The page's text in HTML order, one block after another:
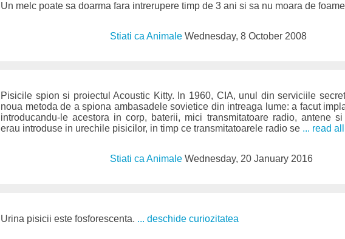
Un melc poate sa doarma fara intrerupere timp de 3 ani si sa nu moara de
Stiati ca AnimaleWednesday, 8 October 2008
Pisicile spion si proiectul Acoustic Kitty. In 1960, CIA, unul din serviciile
noua metoda de a spiona ambasadele sovietice din intreaga lume: a facut
introducandu-le acestora in corp, baterii, mici transmitatoare radio, antene
erau introduse in urechile pisicilor, in timp ce transmitatoarele radio se ... read all
Stiati ca AnimaleWednesday, 20 January 2016
Urina pisicii este fosforescenta. ... deschide curiozitatea